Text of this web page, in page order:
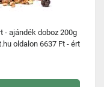
- ajándék doboz 200g
oldalon 6637 Ft - ért